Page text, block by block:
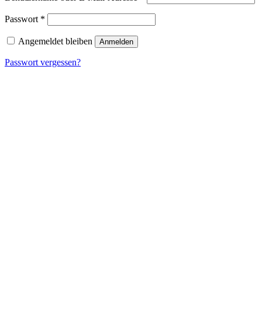
Passwort *
Angemeldet bleiben Anmelden
Passwort vergessen?